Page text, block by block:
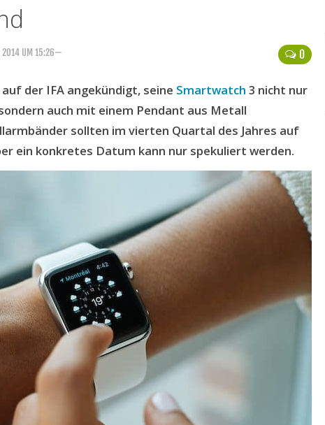
0
2014 UM 15:26—
der IFA angekündigt, seine Smartwatch 3 nicht nur
auch mit einem Pendant aus Metall
sollten im vierten Quartal des Jahres auf
ein konkretes Datum kann nur spekuliert werden.